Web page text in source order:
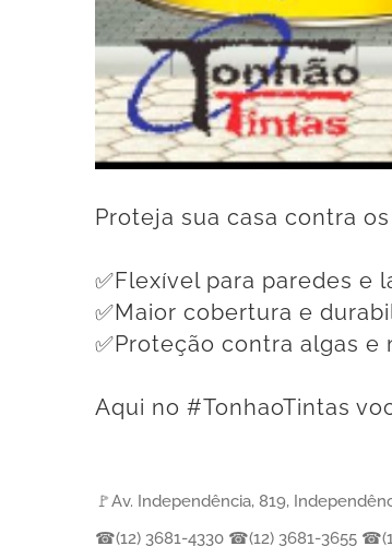
Proteja sua casa contra
✅Flexível para paredes e
✅Maior cobertura e
✅Proteção contra algas e
Aqui no #TonhaoTintas
🚩Av. Independência, 819,
☎(12) 3681-4330 ☎(12) 3681-3655